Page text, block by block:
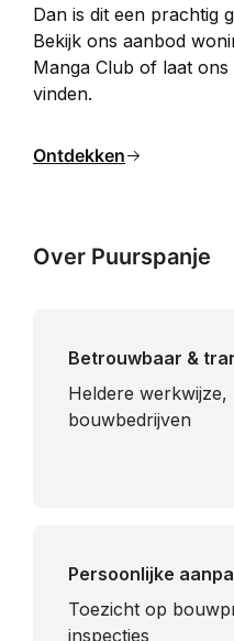
Dan is dit een prachtig
Bekijk ons aanbod
Manga Club of laat
vinden.
Ontdekken
Over Puurspanje
Betrouwbaar &
Heldere
bouwbedrijven
Persoonlijke
Toezicht op
inspecties